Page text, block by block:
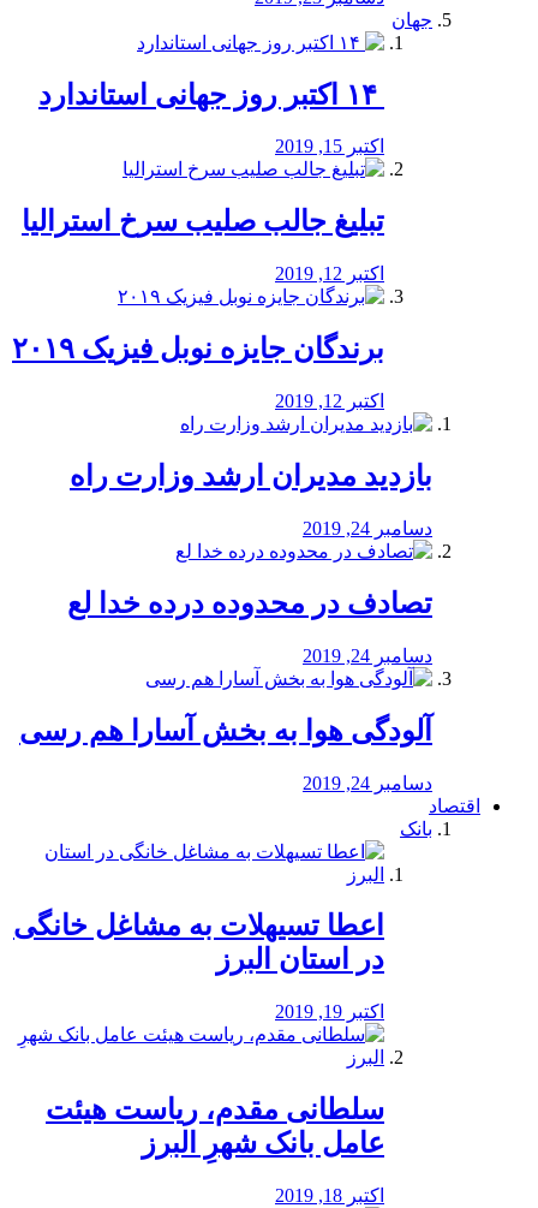
جهان
اکتبر 15, 2019
تبلیغ جالب صلیب سرخ استرالیا
اکتبر 12, 2019
برندگان جایزه نوبل فیزیک ۲۰۱۹
اکتبر 12, 2019
بازدید مدیران ارشد وزارت راه
دسامبر 24, 2019
تصادف در محدوده درده خدا لع
دسامبر 24, 2019
آلودگی هوا به بخش آسارا هم رسی
دسامبر 24, 2019
اقتصاد
بانک
️اعطا تسیهلات به مشاغل خانگی
در استان البرز
اکتبر 19, 2019
سلطانی مقدم، ریاست هیئت
عامل بانک شهرِ البرز
اکتبر 18, 2019